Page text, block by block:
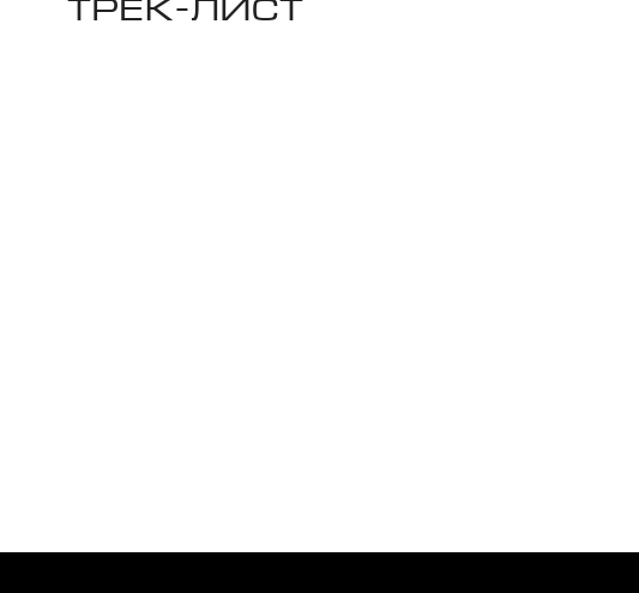
ТРЕК-ЛИСТ